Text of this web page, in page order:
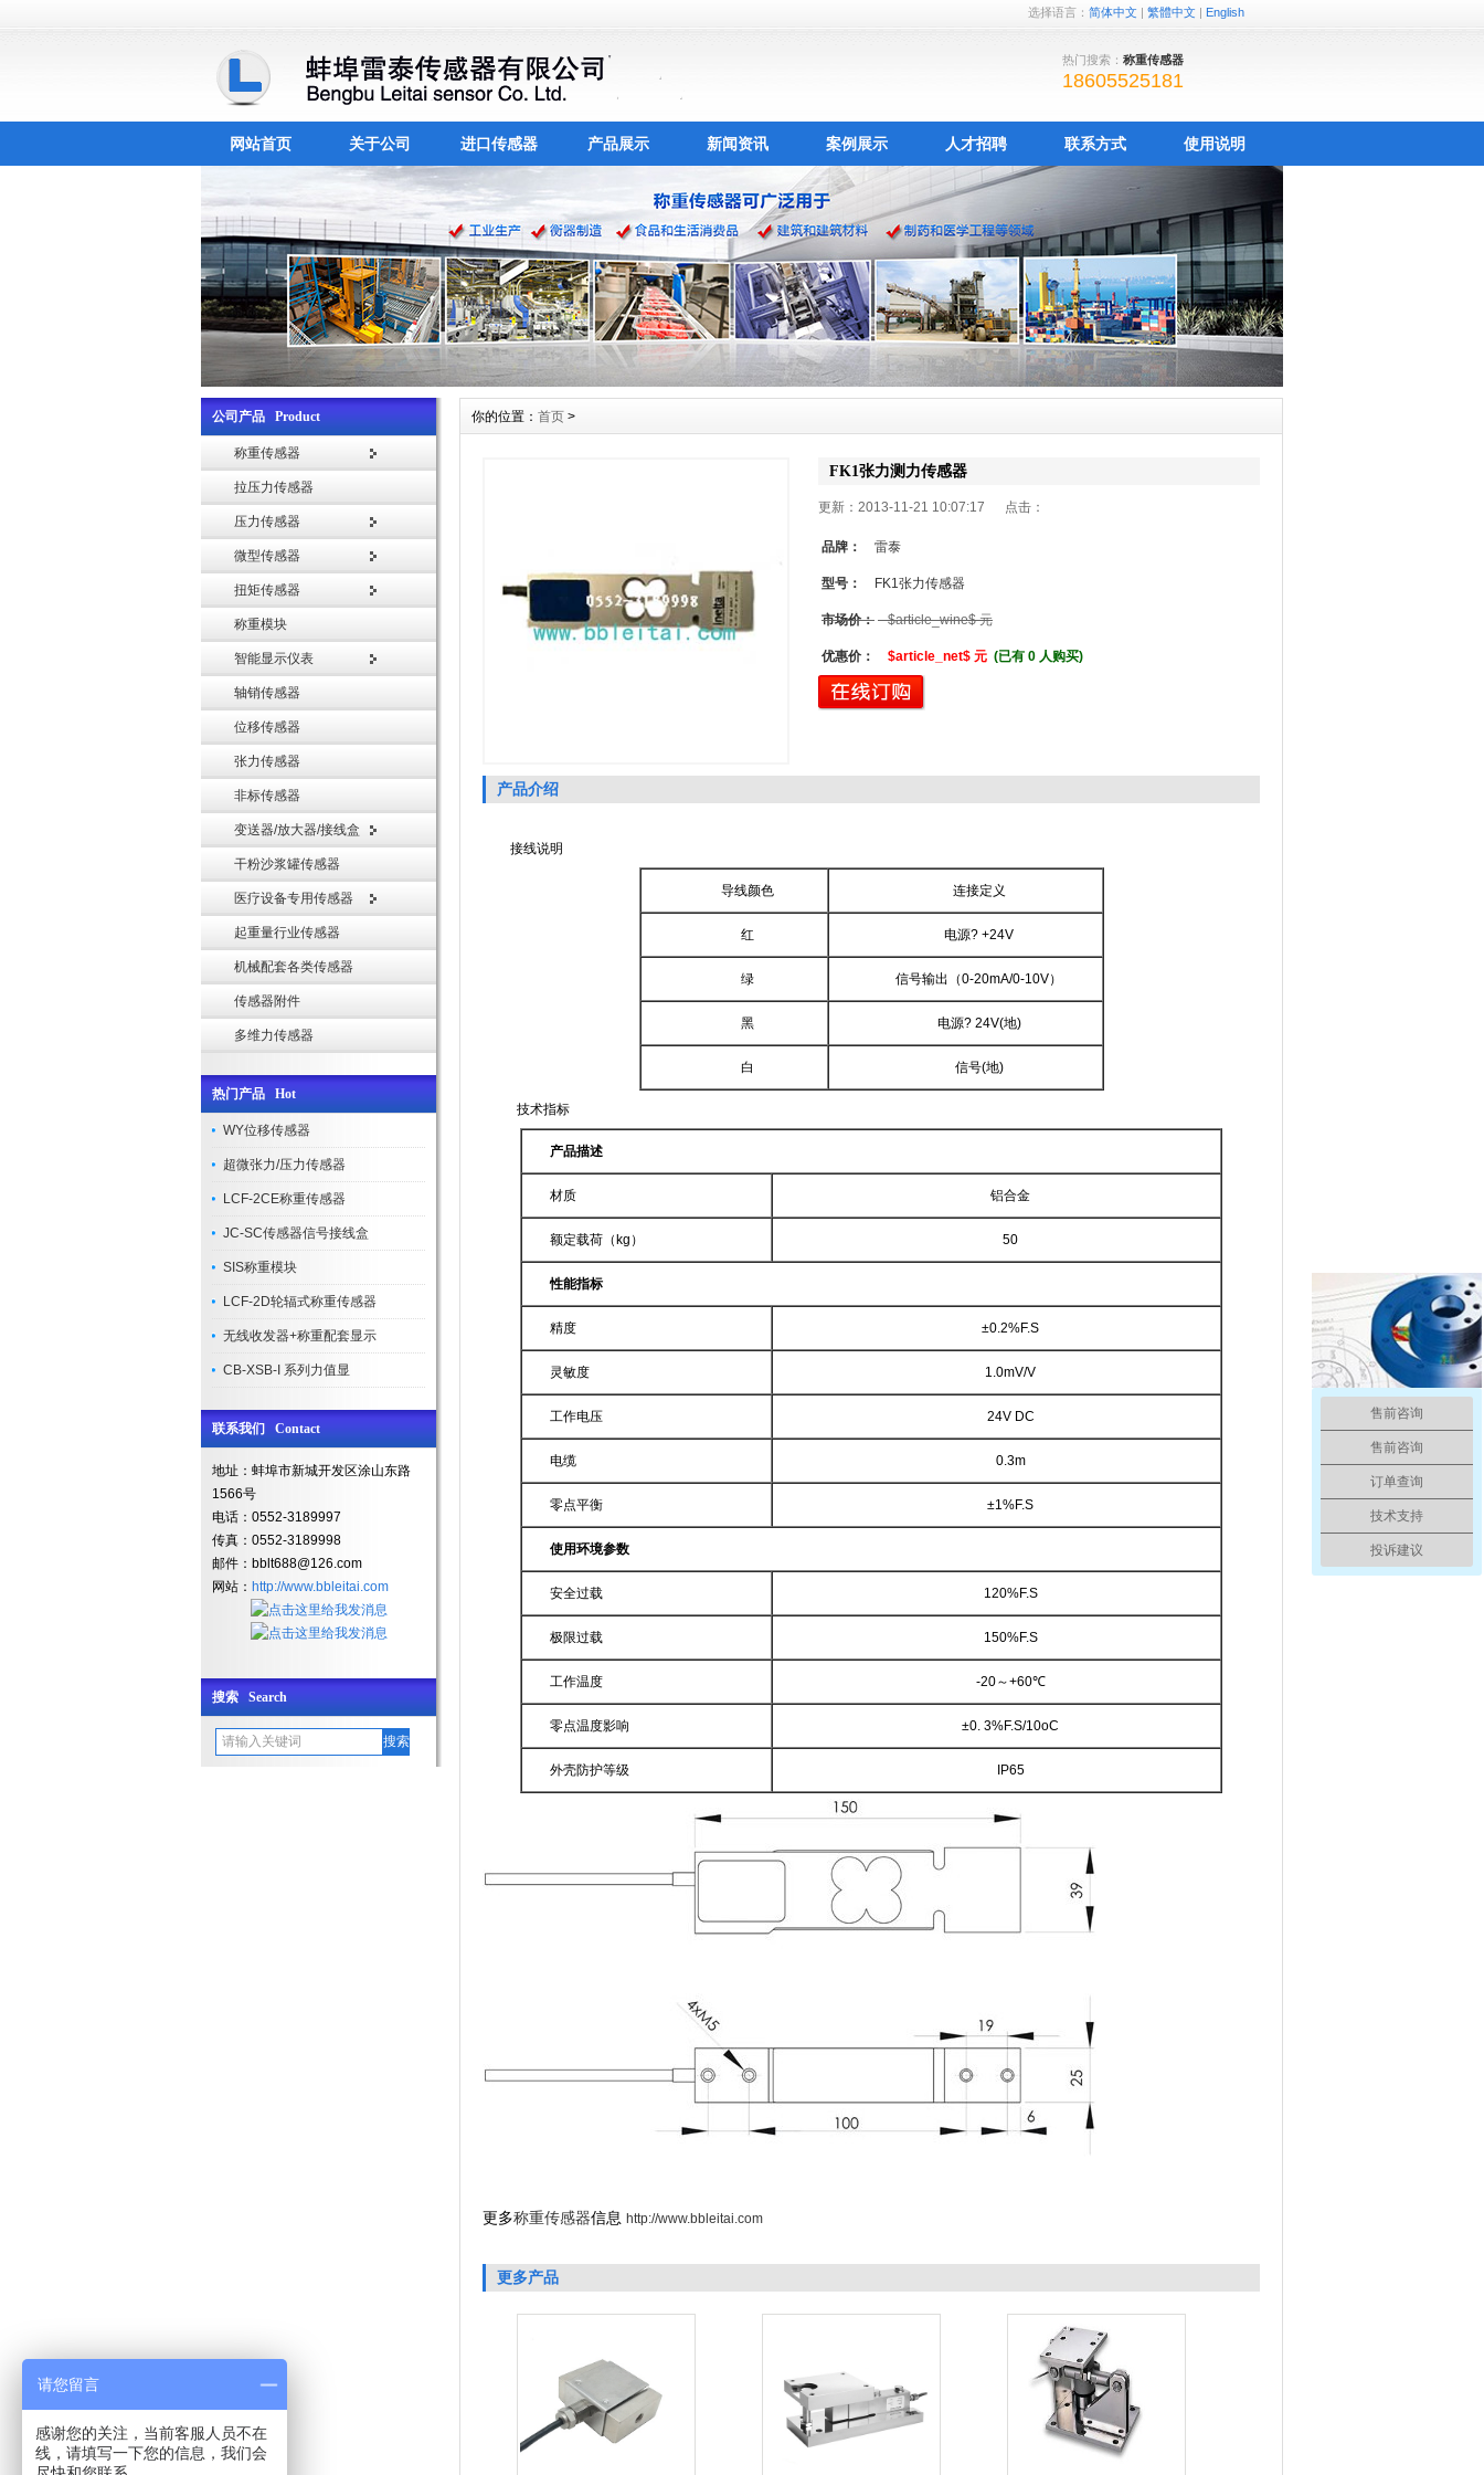
选择语言： 简体中文| 繁體中文| English
热门搜索： 称重传感器
18605525181
网站首页 关于公司 进口传感器 产品展示 新闻资讯 案例展示 人才招聘 联系方式 使用说明
公司产品 Product
称重传感器
拉压力传感器
压力传感器
微型传感器
扭矩传感器
称重模块
智能显示仪表
轴销传感器
位移传感器
张力传感器
非标传感器
变送器/放大器/接线盒
干粉沙浆罐传感器
医疗设备专用传感器
起重量行业传感器
机械配套各类传感器
传感器附件
多维力传感器
热门产品 Hot
WY位移传感器
超微张力/压力传感器
LCF-2CE称重传感器
JC-SC传感器信号接线盒
SIS称重模块
LCF-2D轮辐式称重传感器
无线收发器+称重配套显示
CB-XSB-I 系列力值显
联系我们 Contact
地址：蚌埠市新城开发区涂山东路
1566号
电话：0552-3189997
传真：0552-3189998
邮件： bblt688@126.com
网站： http://www.bbleitai.com
搜索 Search
你的位置： 首页 >
FK1张力测力传感器
更新：2013-11-21 10:07:17 点击：
品牌： 雷泰
型号： FK1张力传感器
市场价： $article_wine$ 元
优惠价： $article_net$ 元 (已有 0 人购买)
产品介绍
接线说明
导线颜色 连接定义
红 电源? +24V
绿 信号输出（0-20mA/0-10V）
黑 电源? 24V(地)
白 信号(地)
技术指标
产品描述
材质 铝合金
额定载荷（ kg ） 50
性能指标
精度 ±0.2%F.S
灵敏度 1.0mV/V
工作电压 24V DC
电缆 0.3m
零点平衡 ±1%F.S
使用环境参数
安全过载 120%F.S
极限过载 150%F.S
工作温度 -20～+60℃
零点温度影响 ±0. 3%F.S/10oC
外壳防护等级 IP65
更多称重传感器信息 http://www.bbleitai.com
更多产品
售前咨询
售前咨询
订单查询
技术支持
投诉建议
请您留言
感谢您的关注，当前客服人员不在
线，请填写一下您的信息，我们会